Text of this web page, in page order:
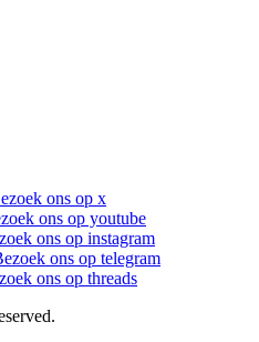
ons op x
ons op youtube
ons op instagram
ons op telegram
ons op threads